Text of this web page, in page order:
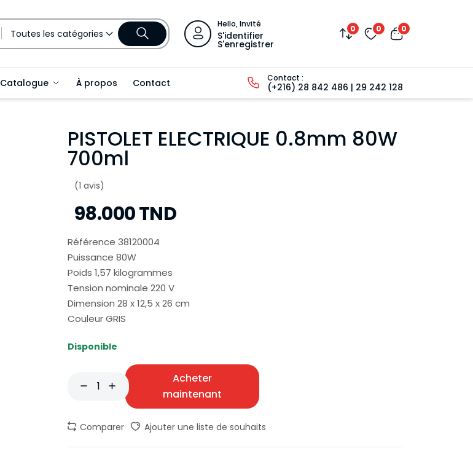
Toutes les catégories
Hello, Invité
S'identifier
S'enregistrer
0 0 0
Catalogue À propos Contact Contact :
(+216) 28 842 486 | 29 242 128
PISTOLET ELECTRIQUE 0.8mm 80W
700ml
(1 avis)
98.000 TND
Référence 38120004
Puissance 80W
Poids 1,57 kilogrammes
Tension nominale 220 V
Dimension 28 x 12,5 x 26 cm
Couleur GRIS
Disponible
Acheter
maintenant
Comparer Ajouter une liste de souhaits